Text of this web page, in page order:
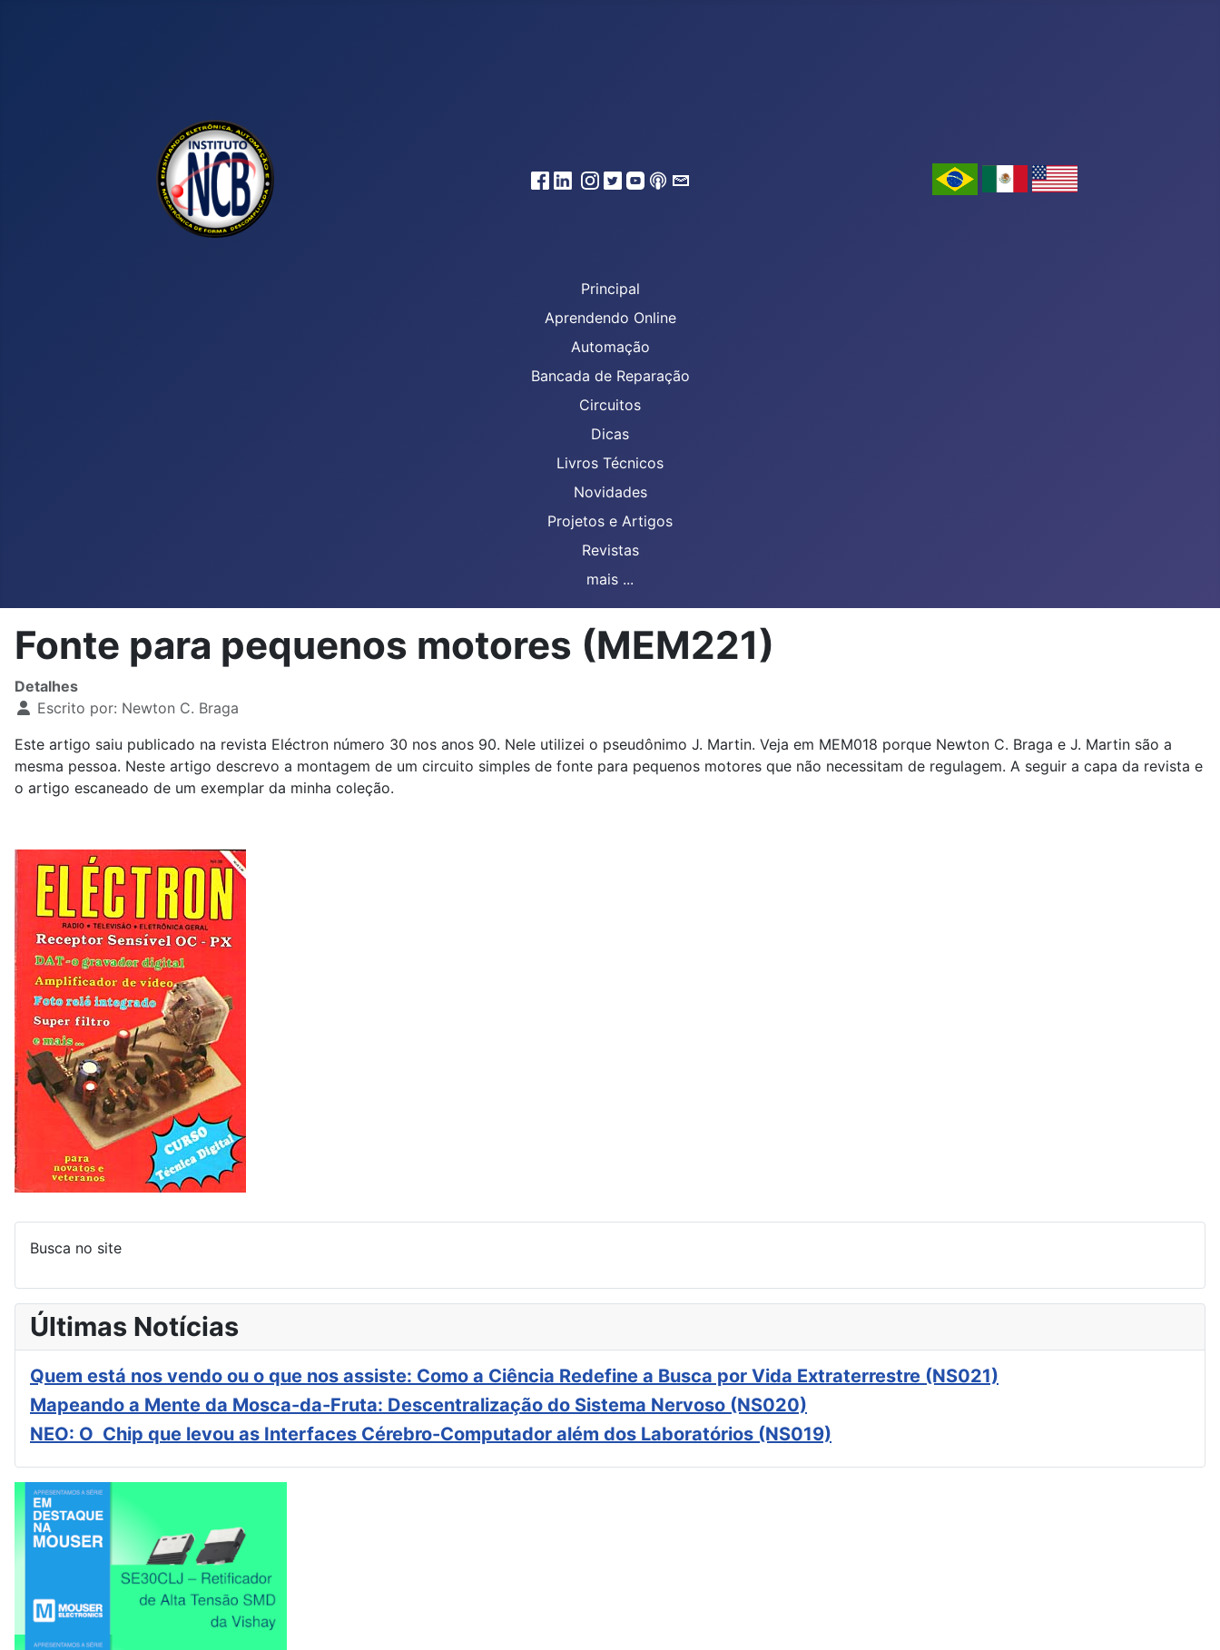
Principal
Aprendendo Online
Automação
Bancada de Reparação
Circuitos
Dicas
Livros Técnicos
Novidades
Projetos e Artigos
Revistas
mais ...
Fonte para pequenos motores (MEM221)
Detalhes
Escrito por: Newton C. Braga
Este artigo saiu publicado na revista Eléctron número 30 nos anos 90. Nele utilizei o pseudônimo J. Martin. Veja em MEM018 porque Newton C. Braga e J. Martin são a
mesma pessoa. Neste artigo descrevo a montagem de um circuito simples de fonte para pequenos motores que não necessitam de regulagem. A seguir a capa da revista e
o artigo escaneado de um exemplar da minha coleção.
Busca no site
Últimas Notícias
Quem está nos vendo ou o que nos assiste: Como a Ciência Redefine a Busca por Vida Extraterrestre (NS021)
Mapeando a Mente da Mosca-da-Fruta: Descentralização do Sistema Nervoso (NS020)
NEO: O Chip que levou as Interfaces Cérebro-Computador além dos Laboratórios (NS019)